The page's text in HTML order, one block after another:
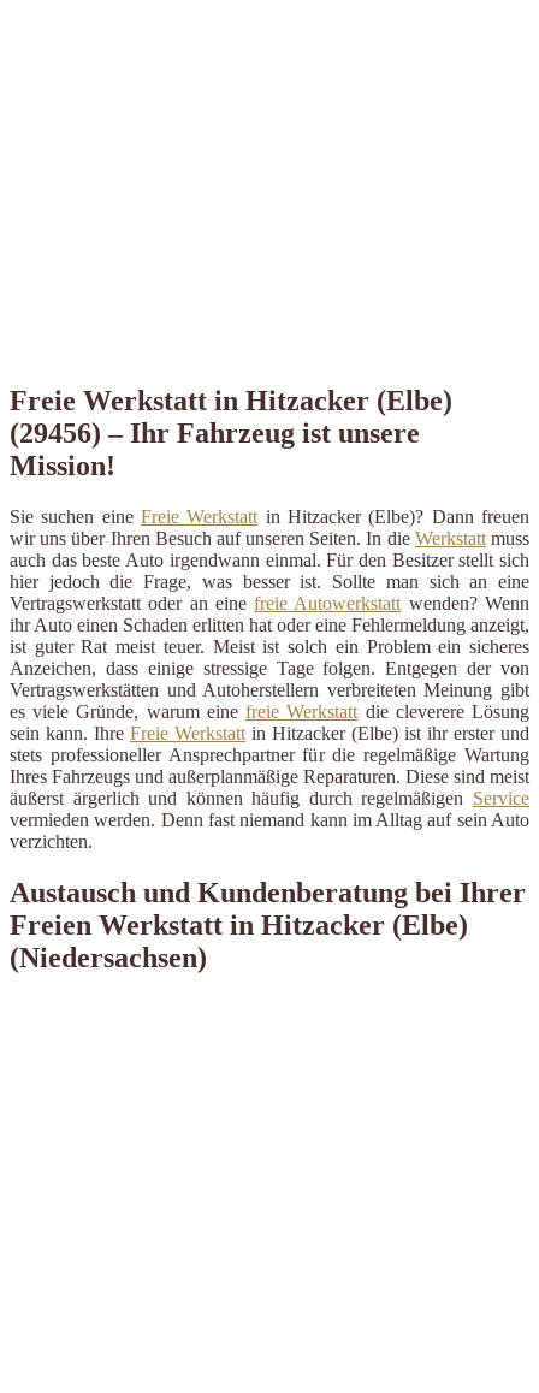
Freie Werkstatt in Hitzacker (Elbe)
(29456) – Ihr Fahrzeug ist unsere
Mission!
Sie suchen eine Freie Werkstatt in Hitzacker (Elbe)? Dann freuen
wir uns über Ihren Besuch auf unseren Seiten. In die Werkstattmuss
auch das beste Auto irgendwann einmal. Für den Besitzer stellt sich
hier jedoch die Frage, was besser ist. Sollte man sich an eine
Vertragswerkstatt oder an einefreie Autowerkstatt wenden? Wenn
ihr Auto einen Schaden erlitten hat oder eine Fehlermeldung anzeigt,
ist guter Rat meist teuer. Meist ist solch ein Problem ein sicheres
Anzeichen, dass einige stressige Tage folgen. Entgegen der von
Vertragswerkstätten und Autoherstellern verbreiteten Meinung gibt
es viele Gründe, warum einefreie Werkstatt die cleverere Lösung
sein kann. Ihre Freie Werkstatt in Hitzacker (Elbe) ist ihr erster und
stets professioneller Ansprechpartner für die regelmäßige Wartung
Ihres Fahrzeugs und außerplanmäßige Reparaturen. Diese sind meist
äußerst ärgerlich und können häufig durch regelmäßigen Service
vermieden werden. Denn fast niemand kann im Alltag auf sein Auto
verzichten.
Austausch und Kundenberatung bei Ihrer
Freien Werkstatt in Hitzacker (Elbe)
(Niedersachsen)